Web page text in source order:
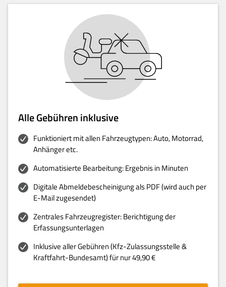
Alle Gebühren inklusive
Funktioniert mit allen Fahrzeugtypen: Auto, Motorrad,
Anhänger etc.
Automatisierte Bearbeitung: Ergebnis in Minuten
Digitale Abmeldebescheinigung als PDF (wird auch per
E-Mail zugesendet)
Zentrales Fahrzeugregister: Berichtigung der
Erfassungsunterlagen
Inklusive aller Gebühren (Kfz-Zulassungsstelle &
Kraftfahrt-Bundesamt) für nur 49,90 €